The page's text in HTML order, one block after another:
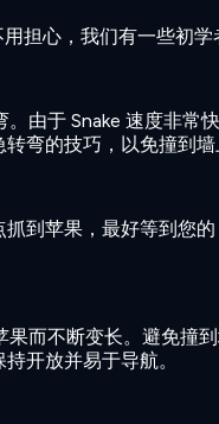
担心，我们有一些初学
由于 Snake 速度非常
弯的技巧，以免撞到墙
到苹果，最好等到您
而不断变长。避免撞
开放并易于导航。